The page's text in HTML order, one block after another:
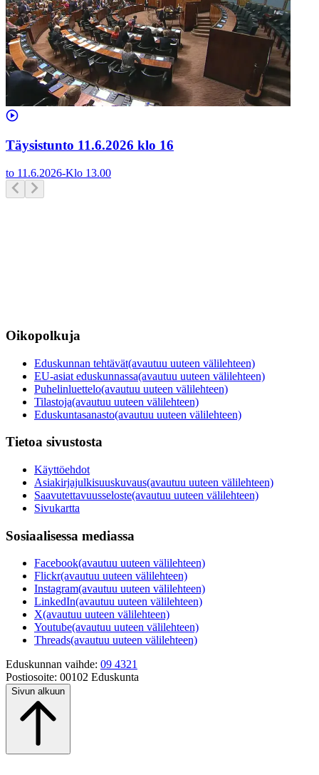
Täysistunto 11.6.2026 klo 16
to 11.6.2026-Klo 13.00
Oikopolkuja
Eduskunnan tehtävät(avautuu uuteen välilehteen)
EU-asiat eduskunnassa(avautuu uuteen välilehteen)
Puhelinluettelo(avautuu uuteen välilehteen)
Tilastoja(avautuu uuteen välilehteen)
Eduskuntasanasto(avautuu uuteen välilehteen)
Tietoa sivustosta
Käyttöehdot
Asiakirjajulkisuuskuvaus(avautuu uuteen välilehteen)
Saavutettavuusseloste(avautuu uuteen välilehteen)
Sivukartta
Sosiaalisessa mediassa
Facebook(avautuu uuteen välilehteen)
Flickr(avautuu uuteen välilehteen)
Instagram(avautuu uuteen välilehteen)
LinkedIn(avautuu uuteen välilehteen)
X(avautuu uuteen välilehteen)
Youtube(avautuu uuteen välilehteen)
Threads(avautuu uuteen välilehteen)
Eduskunnan vaihde: 09 4321
Postiosoite: 00102 Eduskunta
Sivun alkuun